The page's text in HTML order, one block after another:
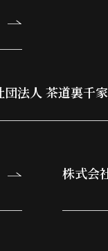
団法人 茶道裏千
株式会